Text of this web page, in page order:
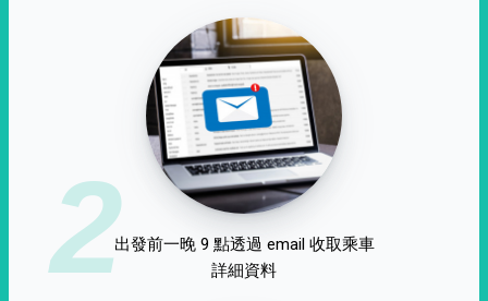
2出發前一晚 9 點透過 email 收取乘車
詳細資料